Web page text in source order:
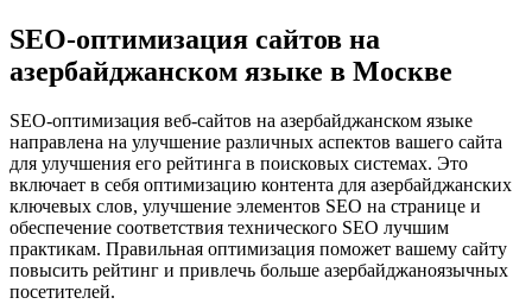
SEO-оптимизация сайтов на
азербайджанском языке в Москве
SEO-оптимизация веб-сайтов на азербайджанском языке
направлена ​​на улучшение различных аспектов вашего сайта
для улучшения его рейтинга в поисковых системах. Это
включает в себя оптимизацию контента для азербайджанских
ключевых слов, улучшение элементов SEO на странице и
обеспечение соответствия технического SEO лучшим
практикам. Правильная оптимизация поможет вашему сайту
повысить рейтинг и привлечь больше азербайджаноязычных
посетителей.